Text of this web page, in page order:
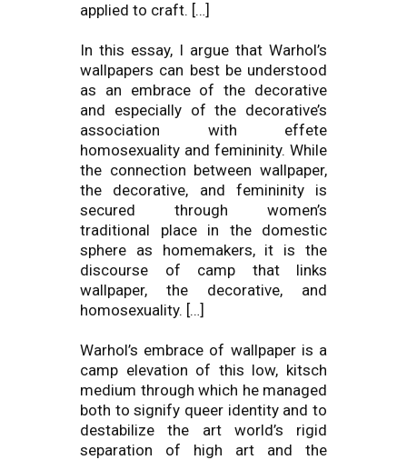
applied to craft. […]
In this essay, I argue that Warhol’s
wallpapers can best be understood
as an embrace of the decorative
and especially of the decorative’s
association with effete
homosexuality and femininity. While
the connection between wallpaper,
the decorative, and femininity is
secured through women’s
traditional place in the domestic
sphere as homemakers, it is the
discourse of camp that links
wallpaper, the decorative, and
homosexuality. […]
Warhol’s embrace of wallpaper is a
camp elevation of this low, kitsch
medium through which he managed
both to signify queer identity and to
destabilize the art world’s rigid
separation of high art and the